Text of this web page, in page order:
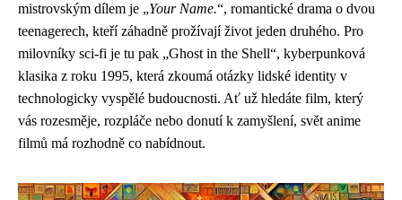
mistrovským dílem je „Your Name.“, romantické drama o dvou
teenagerech, kteří záhadně prožívají život jeden druhého. Pro
milovníky sci-fi je tu pak „Ghost in the Shell“, kyberpunková
klasika z roku 1995, která zkoumá otázky lidské identity v
technologicky vyspělé budoucnosti. Ať už hledáte film, který
vás rozesměje, rozpláče nebo donutí k zamyšlení, svět anime
filmů má rozhodně co nabídnout.